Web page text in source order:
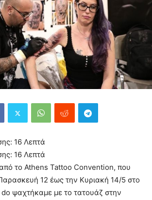
16 Λεπτά
16 Λεπτά
το Athens Tattoo Convention, που
12 έως την Κυριακή 14/5 στο
ψαχτήκαμε με το τατουάζ στην